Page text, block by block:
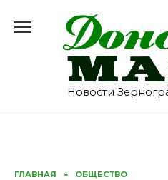
содержанию
Новости
ГЛАВНАЯ » ОБЩЕСТВО